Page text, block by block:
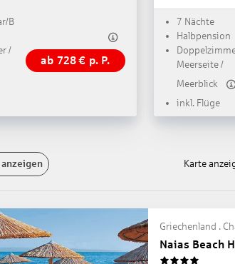
B
/
ab 728€ p. P.
7 Nächte
Halbpension
Meerseite /
Meerblick
inkl. Flüge
anzeigen Karte
Griechenland .
Naias Beach